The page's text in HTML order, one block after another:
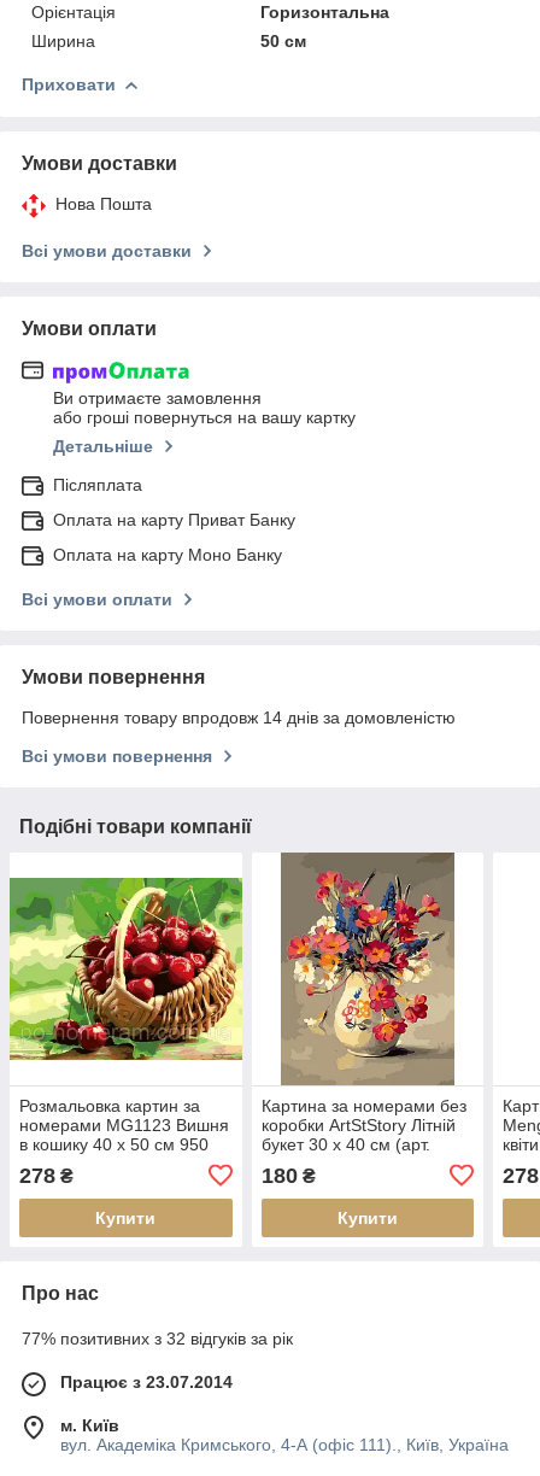
Орієнтація
Горизонтальна
Ширина
50 см
Приховати
Умови доставки
Нова Пошта
Всі умови доставки
Умови оплати
Ви отримаєте замовлення
або гроші повернуться на вашу картку
Детальніше
Післяплата
Оплата на карту Приват Банку
Оплата на карту Моно Банку
Всі умови оплати
Умови повернення
Повернення товару впродовж 14 днів за домовленістю
Всі умови повернення
Подібні товари компанії
Розмальовка картин за
номерами MG1123 Вишня
в кошику 40 х 50 см 950
278 ₴
Купити
Картина за номерами без
коробки ArtStStory Літній
букет 30 х 40 см (арт.
180₴
Купити
278
Про нас
77% позитивних з 32 відгуків за рік
Працює з 23.07.2014
м. Київ
вул. Академіка Кримського, 4-А (офіс 111)., Київ, Україна